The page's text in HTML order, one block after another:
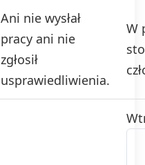
Ani nie wysłał
pracy ani nie
zgłosił
usprawiedliwienia.
W